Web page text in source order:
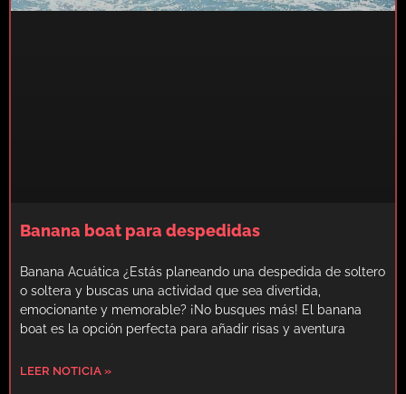
Banana boat para despedidas
Banana Acuática ¿Estás planeando una despedida de soltero
o soltera y buscas una actividad que sea divertida,
emocionante y memorable? ¡No busques más! El banana
boat es la opción perfecta para añadir risas y aventura
LEER NOTICIA »